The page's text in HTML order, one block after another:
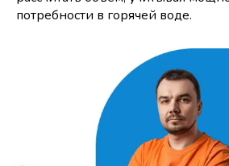
потребности в горячей воде.